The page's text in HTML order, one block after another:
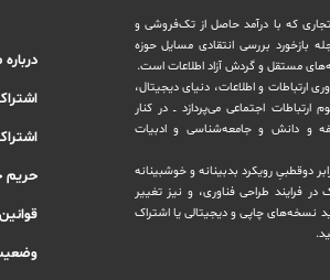
که با درآمد حاصل از تک‌فروشی و
بازخورد بررسی انتقادی مسایل حوزه
مستقل و‌ گردش ‏آزاد اطلاعات است.
ارتباطات و اطلاعات، دنیای دیجیتال،
اجتماعی می‌پردازد ــ در کنار
و دانش و ‏جامعه‌شناسی و ادبیات
دوقطبیِ رویکرد بدبینانه و خوشبینانه
‏فرایند طراحی فناوری، و نیز تغییر
نسخه‌های چاپی و دیجیتالی یا ‏اشتراک
درباره